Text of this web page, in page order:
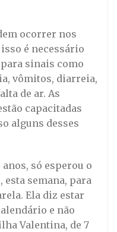
ocorrer nos
é necessário
sinais como
vômitos, diarreia,
de ar. As
capacitadas
alguns desses
só esperou o
semana, para
Ela diz estar
e não
Valentina, de 7